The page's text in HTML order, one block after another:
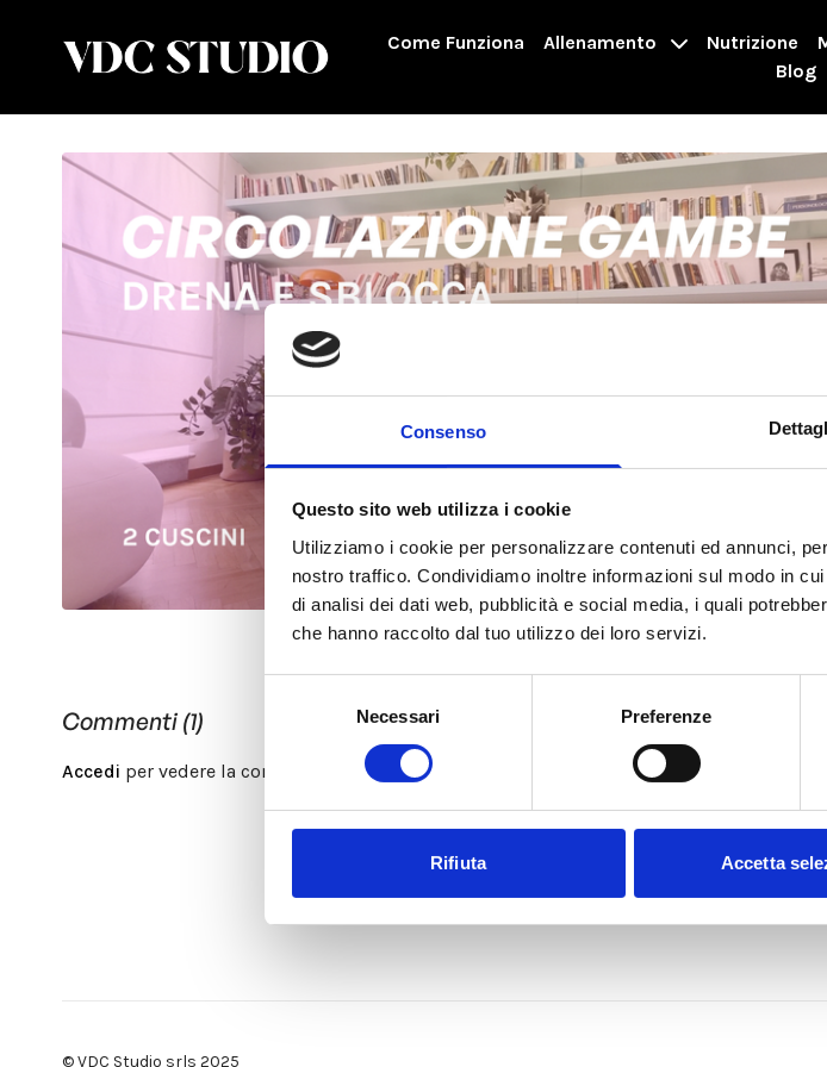
Consenso
Questo sito web utilizza i cookie
Utilizziamo i cookie per personalizzare contenuti ed annunci,
nostro traffico. Condividiamo inoltre informazioni sul modo in
di analisi dei dati web, pubblicità e social media, i quali
che hanno raccolto dal tuo utilizzo dei loro servizi.
Necessari Preferenze
Rifiuta Accetta
Come Funziona Allenamento Nutrizione
Blog
Commenti (1)
Accedi per vedere la conversazione
© VDC Studio srls 2025